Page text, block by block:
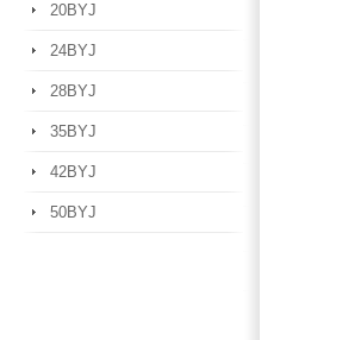
20BYJ
24BYJ
28BYJ
35BYJ
42BYJ
50BYJ